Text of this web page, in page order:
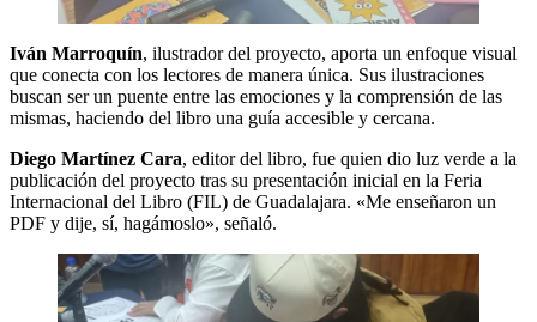
Iván Marroquín, ilustrador del proyecto, aporta un enfoque visual
que conecta con los lectores de manera única. Sus ilustraciones
buscan ser un puente entre las emociones y la comprensión de las
mismas, haciendo del libro una guía accesible y cercana.
Diego Martínez Cara, editor del libro, fue quien dio luz verde a la
publicación del proyecto tras su presentación inicial en la Feria
Internacional del Libro (FIL) de Guadalajara. «Me enseñaron un
PDF y dije, sí, hagámoslo», señaló.